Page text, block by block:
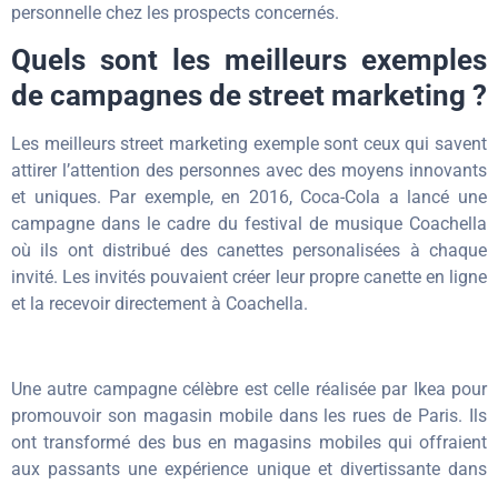
personnelle chez les prospects concernés.
Quels sont les meilleurs exemples
de campagnes de street marketing ?
Les meilleurs street marketing exemple sont ceux qui savent
attirer l’attention des personnes avec des moyens innovants
et uniques. Par exemple, en 2016, Coca-Cola a lancé une
campagne dans le cadre du festival de musique Coachella
où ils ont distribué des canettes personalisées à chaque
invité. Les invités pouvaient créer leur propre canette en ligne
et la recevoir directement à Coachella.
Une autre campagne célèbre est celle réalisée par Ikea pour
promouvoir son magasin mobile dans les rues de Paris. Ils
ont transformé des bus en magasins mobiles qui offraient
aux passants une expérience unique et divertissante dans